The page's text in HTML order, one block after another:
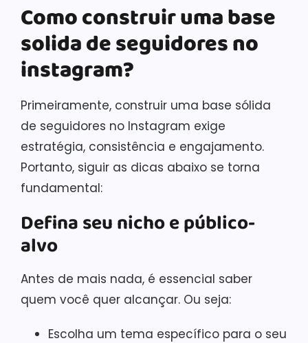
Como construir uma base
solida de seguidores no
instagram?
Primeiramente, construir uma base sólida
de seguidores no Instagram exige
estratégia, consistência e engajamento.
Portanto, siguir as dicas abaixo se torna
fundamental:
Defina seu nicho e público-
alvo
Antes de mais nada, é essencial saber
quem você quer alcançar. Ou seja:
Escolha um tema específico para o seu